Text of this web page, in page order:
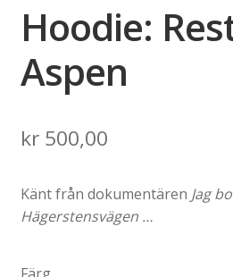
Hoodie:
Aspen
kr500,00
Känt från dokumentären Jag
Hägerstensvägen …